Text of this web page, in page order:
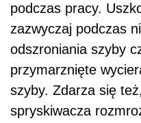
podczas pracy.
zazwyczaj podczas
odszroniania szyby
przymarznięte
szyby. Zdarza się
spryskiwacza